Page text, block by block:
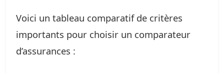
Voici un tableau comparatif de critères
importants pour choisir un comparateur
d’assurances :